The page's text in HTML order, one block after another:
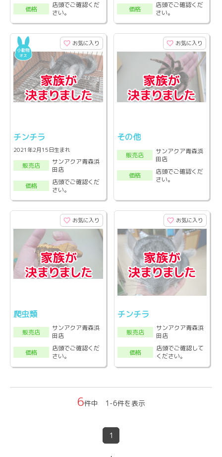
価格
店頭でご確認くだ
さい。
価格
店頭でご確認くだ
さい。
お気に入り
チンチラ
2021年2月15日生まれ
販売店
サンアクア青森浜
田店
価格
店頭でご確認くだ
さい。
お気に入り
その他
販売店
サンアクア青森浜
田店
価格
店頭でご確認くだ
さい。
お気に入り
爬虫類
販売店
サンアクア青森浜
田店
価格
店頭でご確認くだ
さい。
お気に入り
チンチラ
販売店
サンアクア青森浜
田店
価格
店頭でご確認して
ください。
6件中 1-6件を表示
1